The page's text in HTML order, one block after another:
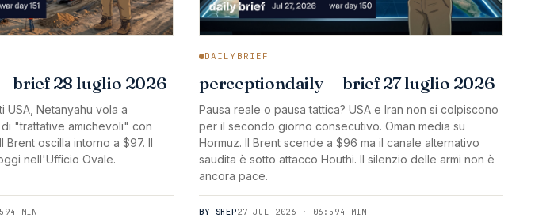
brief 28 luglio 2026
USA, Netanyahu vola a
"trattative amichevoli" con
Brent oscilla intorno a $97. Il
nell'Ufficio Ovale.
4 MIN
DAILYBRIEF
perceptiondaily — brief 27 luglio 2026
Pausa reale o pausa tattica? USA e Iran non si colpiscono
per il secondo giorno consecutivo. Oman media su
Hormuz. Il Brent scende a $96 ma il canale alternativo
saudita è sotto attacco Houthi. Il silenzio delle armi non è
ancora pace.
BY SHEP27 JUL 2026 · 06:594 MIN